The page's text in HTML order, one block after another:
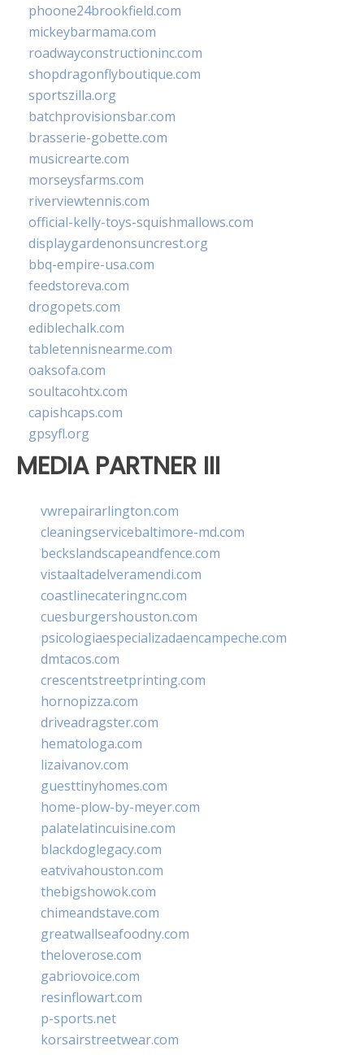
phoone24brookfield.com
mickeybarmama.com
roadwayconstructioninc.com
shopdragonflyboutique.com
sportszilla.org
batchprovisionsbar.com
brasserie-gobette.com
musicrearte.com
morseysfarms.com
riverviewtennis.com
official-kelly-toys-squishmallows.com
displaygardenonsuncrest.org
bbq-empire-usa.com
feedstoreva.com
drogopets.com
ediblechalk.com
tabletennisnearme.com
oaksofa.com
soultacohtx.com
capishcaps.com
gpsyfl.org
MEDIA PARTNER III
vwrepairarlington.com
cleaningservicebaltimore-md.com
beckslandscapeandfence.com
vistaaltadelveramendi.com
coastlinecateringnc.com
cuesburgershouston.com
psicologiaespecializadaencampeche.com
dmtacos.com
crescentstreetprinting.com
hornopizza.com
driveadragster.com
hematologa.com
lizaivanov.com
guesttinyhomes.com
home-plow-by-meyer.com
palatelatincuisine.com
blackdoglegacy.com
eatvivahouston.com
thebigshowok.com
chimeandstave.com
greatwallseafoodny.com
theloverose.com
gabriovoice.com
resinflowart.com
p-sports.net
korsairstreetwear.com